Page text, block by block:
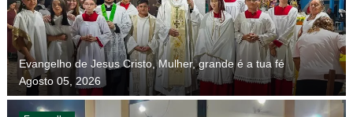
Evangelho de Jesus Cristo, Mulher, grande é a tua fé
Agosto 05, 2026